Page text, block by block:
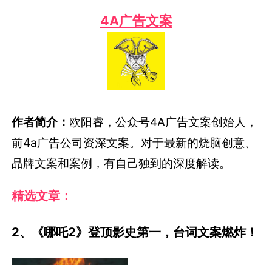
4A广告文案
作者简介： 欧阳睿，公众号4A广告文案创始人，
前4a广告公司资深文案。对于最新的烧脑创意、
品牌文案和案例，有自己独到的深度解读。
精选文章：
2、《哪吒2》登顶影史第一，台词文案燃炸！